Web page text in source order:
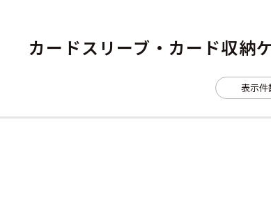
ブレードホルダー カードスリーブ・
アパレル小物
カードスリーブ・カード収納
表示件